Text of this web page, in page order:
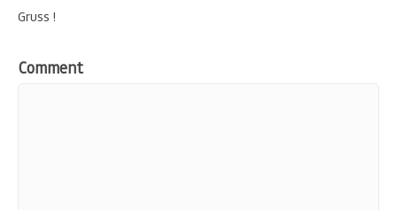
Gruss !
Comment